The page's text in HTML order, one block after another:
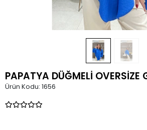
PAPATYA DÜĞMELİ OVERSİZE
Ürün Kodu: 1656